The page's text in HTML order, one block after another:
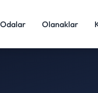
Odalar Olanaklar